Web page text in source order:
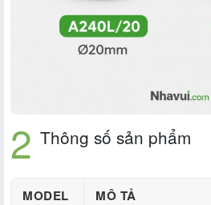
Thông số sản phẩm
MODEL MÔ TẢ